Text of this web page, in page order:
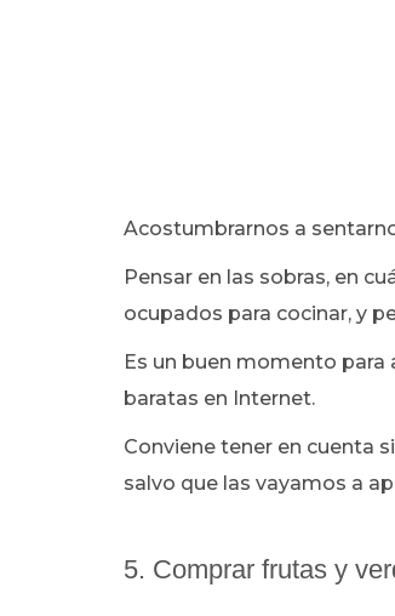
Acostumbrarnos a
Pensar en las sobras, en
ocupados para cocinar, y
Es un buen momento para
baratas en Internet.
Conviene tener en cuenta
salvo que las vayamos a
5. Comprar frutas y